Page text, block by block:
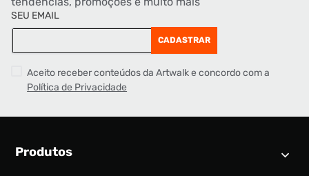
SEU EMAIL
CADASTRAR
Aceito receber conteúdos da Artwalk e concordo com a
Política de Privacidade
Produtos